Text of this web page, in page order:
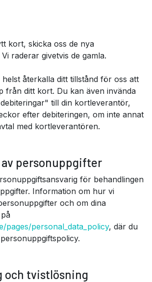
kort, skicka oss de nya
raderar givetvis de gamla.
återkalla ditt tillstånd för oss att
från ditt kort. Du kan även invända
till din kortleverantör,
efter debiteringen, om inte annat
med kortleverantören.
personuppgifter
för behandlingen
Information om hur vi
och om dina
pages/personal_data_policy, där du
och tvistlösning